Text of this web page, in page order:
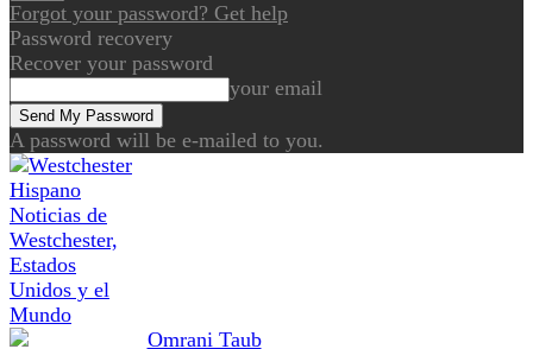
Forgot your password? Get help
Password recovery
Recover your password
your email
A password will be e-mailed to you.
Noticias de
Westchester,
Estados
Unidos y el
Mundo